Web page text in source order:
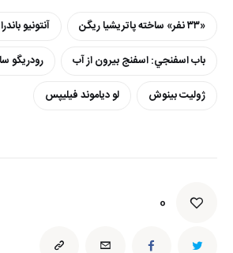
«٣٣ نفر» ساخته پاتريشيا ريگن
آنتونيو
باب اسفنجي: اسفنج بيرون از آب
رودريگو
ژوليت بينوش
لو دياموند فيليپس
0